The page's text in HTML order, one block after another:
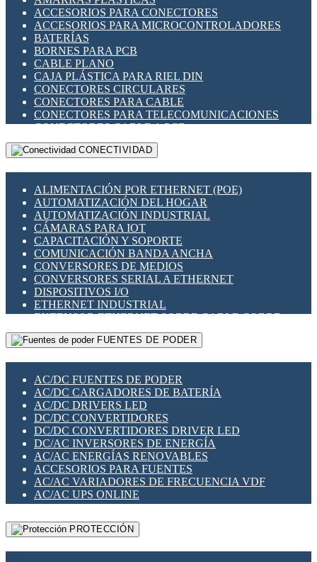
INDICADORES PARA PANEL
INTERFACES DE RELÉ
INTERRUPTORES FIN DE CARRERA
LLAVES CONMUTADORAS
MEDIDORES DE ENERGÍA Y TC'S DE CORRIENTE
MOTORES PASO A PASO
PANTALLAS HMI
PLC -CONTROLADORES LÓGICO PROGRAMABLES
PROGRAMADORES DE HORARIO
RELÉS DE PROTECCIÓN
SENSORES CAPACITIVOS
SENSORES INDUCTIVOS
TEMPORIZADORES
VARIACS
VARIADORES DE FRECUENCIA [VDF]
SECCIONADORES - INTERRUPTORES
MAQUINARIA
ACCESORIOS PARA CONECTORES
ACCESORIOS PARA MICROCONTROLADORES
BATERÍAS
BORNES PARA PCB
CABLE PLANO
CAJA PLÁSTICA PARA RIEL DIN
CONECTORES CIRCULARES
CONECTORES PARA CABLE
CONECTORES PARA TELECOMUNICACIONES
CONECTORES CABLE A PCB
CONECTORES PCB A CABLE
DIP SWITCHES
HERRAMIENTAS VARIAS
ILUMINACIÓN LED
INTERRUPTORES REED
INTERFACES DE RELÉ
OTROS RELÉS
PROTECCIÓN TÉRMICA
RELÉS AUTOMOTRICES
RELÉS DE SEÑAL
RELÉS DE ESTADO SÓLIDO SSR
RELÉS INDUSTRIALES
RELÉS MINIATURA DE POTENCIA
SENSORES MAGNÉTICOS
SWITCH Y MICROSWITCH
TARJETAS PI
UNIÓN Y DERIVACIÓN DE CABLE
CONECTIVIDAD
ALIMENTACIÓN POR ETHERNET (POE)
AUTOMATIZACIÓN DEL HOGAR
AUTOMATIZACIÓN INDUSTRIAL
CÁMARAS PARA IOT
CAPACITACIÓN Y SOPORTE
COMUNICACIÓN BANDA ANCHA
CONVERSORES DE MEDIOS
CONVERSORES SERIAL A ETHERNET
DISPOSITIVOS I/O
ETHERNET INDUSTRIAL
EXTENSOR ETHERNET SOBRE CABLE COBRE
GATEWAY LORAWAN
GESTIÓN DE REDES
PLACAS MODULARES IOT
SWITCHES Y REDES WIFI
SOLUCIONES IOT
SOLUCIONES LORAWAN
SOLUCIONES RED CELULAR
SEGURIDAD PARA REDES
SWITCHES LAN
TELEFONÍA IP (VOIP)
VIGILANCIA IP (CCTV)
MESHTASTIC
FUENTES DE PODER
AC/DC FUENTES DE PODER
AC/DC CARGADORES DE BATERÍA
AC/DC DRIVERS LED
DC/DC CONVERTIDORES
DC/DC CONVERTIDORES DRIVER LED
DC/AC INVERSORES DE ENERGÍA
AC/AC ENERGÍAS RENOVABLES
ACCESORIOS PARA FUENTES
AC/AC VARIADORES DE FRECUENCIA VDF
AC/AC UPS ONLINE
PROTECCIÓN